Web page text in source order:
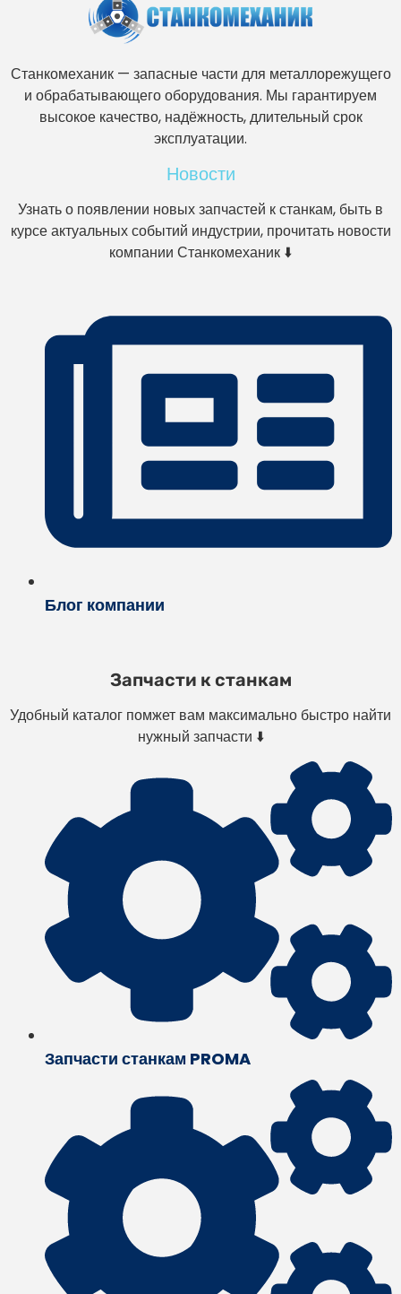
Станкомеханик — запасные части для металлорежущего
и обрабатывающего оборудования. Мы гарантируем
высокое качество, надёжность, длительный срок
эксплуатации.
Новости
Узнать о появлении новых запчастей к станкам, быть в
курсе актуальных событий индустрии, прочитать новости
компании Станкомеханик ⬇️
Блог компании
Запчасти к станкам
Удобный каталог помжет вам максимально быстро найти
нужный запчасти ⬇️
Запчасти станкам PROMA